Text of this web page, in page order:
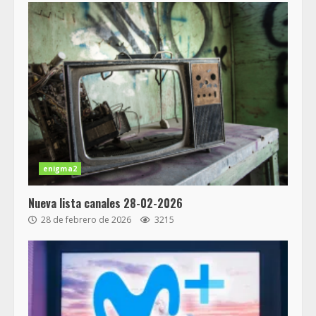
enigma2
Nueva lista canales 28-02-2026
28 de febrero de 2026 3215